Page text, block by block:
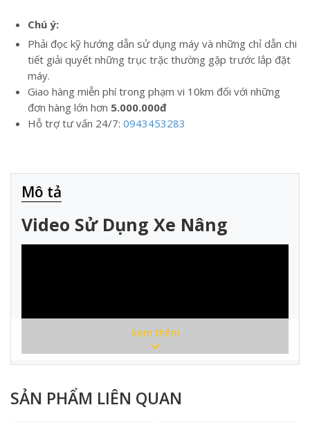
Chú ý:
Phải đọc kỹ hướng dẫn sử dụng máy và những chỉ dẫn chi
tiết giải quyết những trục trặc thường gặp trước lắp đặt
máy.
Giao hàng miễn phí trong phạm vi 10km đối với những
đơn hàng lớn hơn 5.000.000đ
Hỗ trợ tư vấn 24/7: 0943453283
Mô tả
Video Sử Dụng Xe Nâng
Xem thêm
SẢN PHẨM LIÊN QUAN